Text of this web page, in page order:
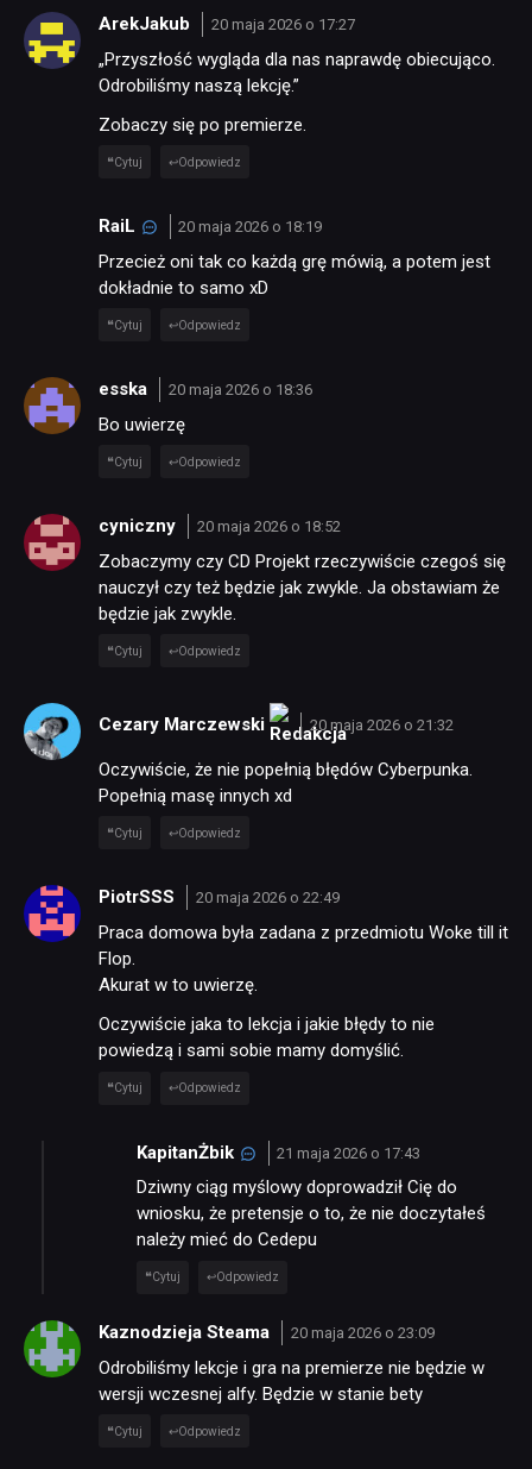
ArekJakub 20 maja 2026 o 17:27
„Przyszłość wygląda dla nas naprawdę obiecująco.
Odrobiliśmy naszą lekcję.”
Zobaczy się po premierze.
Cytuj Odpowiedz
RaiL 20 maja 2026 o 18:19
Przecież oni tak co każdą grę mówią, a potem jest
dokładnie to samo xD
Cytuj Odpowiedz
esska 20 maja 2026 o 18:36
Bo uwierzę
Cytuj Odpowiedz
cyniczny 20 maja 2026 o 18:52
Zobaczymy czy CD Projekt rzeczywiście czegoś się
nauczył czy też będzie jak zwykle. Ja obstawiam że
będzie jak zwykle.
Cytuj Odpowiedz
Cezary Marczewski 20 maja 2026 o 21:32
Oczywiście, że nie popełnią błędów Cyberpunka.
Popełnią masę innych xd
Cytuj Odpowiedz
PiotrSSS 20 maja 2026 o 22:49
Praca domowa była zadana z przedmiotu Woke till it
Flop.
Akurat w to uwierzę.
Oczywiście jaka to lekcja i jakie błędy to nie
powiedzą i sami sobie mamy domyślić.
Cytuj Odpowiedz
KapitanŻbik 21 maja 2026 o 17:43
Dziwny ciąg myślowy doprowadził Cię do
wniosku, że pretensje o to, że nie doczytałeś
należy mieć do Cedepu
Cytuj Odpowiedz
Kaznodzieja Steama 20 maja 2026 o 23:09
Odrobiliśmy lekcje i gra na premierze nie będzie w
wersji wczesnej alfy. Będzie w stanie bety
Cytuj Odpowiedz